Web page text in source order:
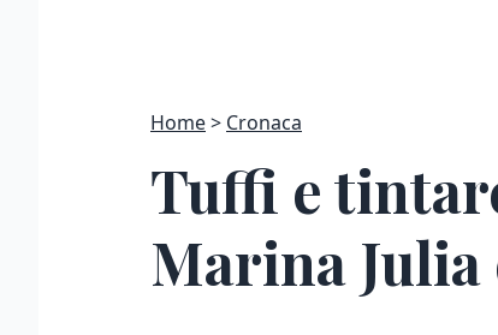
Home Cronaca
Tuffi e
Marina Julia